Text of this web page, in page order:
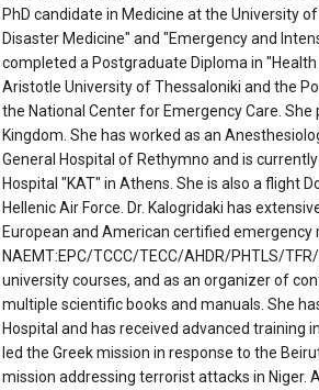
PhD candidate in Medicine at the University
Disaster Medicine" and "Emergency and
completed a Postgraduate Diploma in
Aristotle University of Thessaloniki and the
the National Center for Emergency Care.
Kingdom. She has worked as an
General Hospital of Rethymno and is
Hospital "KAT" in Athens. She is also a flight
Hellenic Air Force. Dr. Kalogridaki has
European and American certified emergency
NAEMT:EPC/TCCC/TECC/AHDR/PHTLS/
university courses, and as an organizer of
multiple scientific books and manuals. She
Hospital and has received advanced training
led the Greek mission in response to the
mission addressing terrorist attacks in Niger.